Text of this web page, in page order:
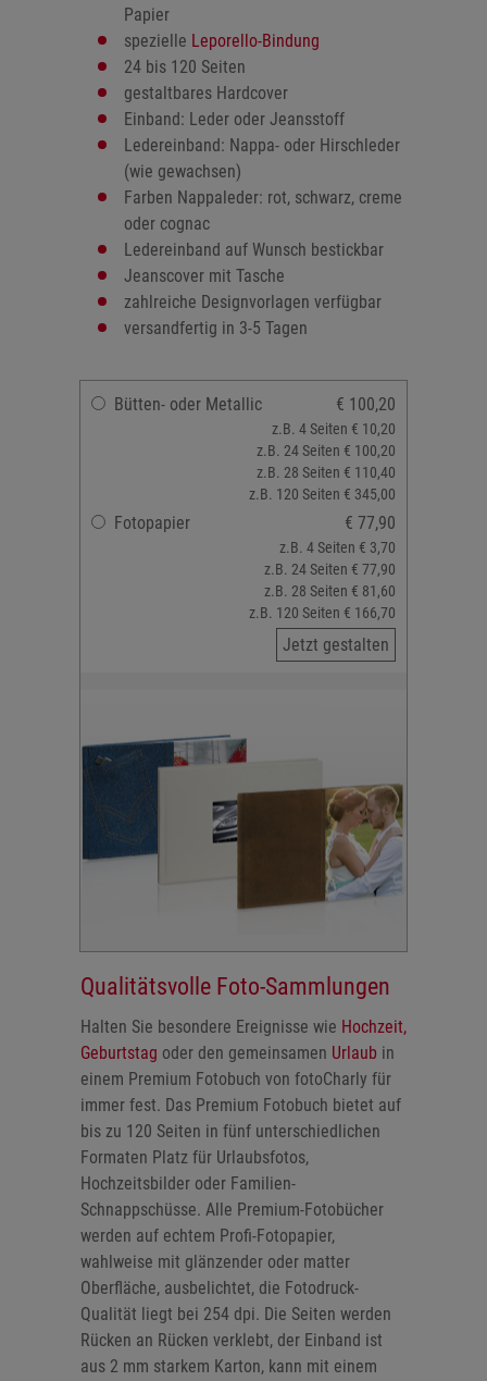
Papier
spezielle Leporello-Bindung
24 bis 120 Seiten
gestaltbares Hardcover
Einband: Leder oder Jeansstoff
Ledereinband: Nappa- oder Hirschleder
(wie gewachsen)
Farben Nappaleder: rot, schwarz, creme
oder cognac
Ledereinband auf Wunsch bestickbar
Jeanscover mit Tasche
zahlreiche Designvorlagen verfügbar
versandfertig in 3-5 Tagen
Bütten- oder Metallic € 100,20
z.B. 4 Seiten € 10,20
z.B. 24 Seiten € 100,20
z.B. 28 Seiten € 110,40
z.B. 120 Seiten € 345,00
Fotopapier € 77,90
z.B. 4 Seiten € 3,70
z.B. 24 Seiten € 77,90
z.B. 28 Seiten € 81,60
z.B. 120 Seiten € 166,70
Jetzt gestalten
Qualitätsvolle Foto-Sammlungen
Halten Sie besondere Ereignisse wie Hochzeit,
Geburtstag oder den gemeinsamen Urlaub in
einem Premium Fotobuch von fotoCharly für
immer fest. Das Premium Fotobuch bietet auf
bis zu 120 Seiten in fünf unterschiedlichen
Formaten Platz für Urlaubsfotos,
Hochzeitsbilder oder Familien-
Schnappschüsse. Alle Premium-Fotobücher
werden auf echtem Profi-Fotopapier,
wahlweise mit glänzender oder matter
Oberfläche, ausbelichtet, die Fotodruck-
Qualität liegt bei 254 dpi. Die Seiten werden
Rücken an Rücken verklebt, der Einband ist
aus 2 mm starkem Karton, kann mit einem